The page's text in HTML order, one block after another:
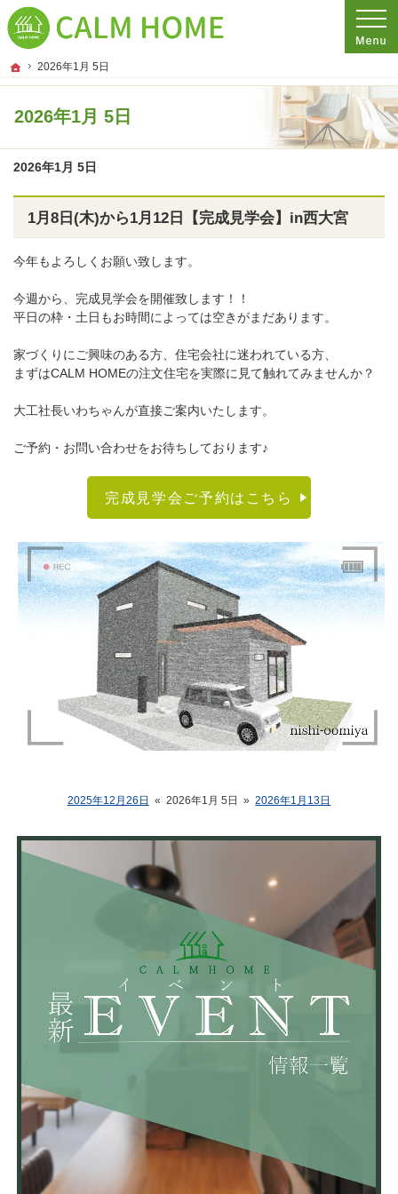
ホーム
2026年1月 5日
2026年1月 5日
プロの目線からご提案。埼玉県さいたま市の注文住宅・新築戸建てを手がける工
埼玉県さいたま市の新築・注文住宅・新築戸建てを手がける工務店ならCALM
2026年1月 5日
1月8日(木)から1月12日【完成見学会】in西大宮
今年もよろしくお願い致します。
今週から、完成見学会を開催致します！！
平日の枠・土日もお時間によっては空きがまだあります。
家づくりにご興味のある方、住宅会社に迷われている方、
まずはCALM HOMEの注文住宅を実際に見て触れてみませんか？
大工社長いわちゃんが直接ご案内いたします。
ご予約・お問い合わせをお待ちしております♪
完成見学会ご予約はこちら
2025年12月26日 « 2026年1月 5日 » 2026年1月13日